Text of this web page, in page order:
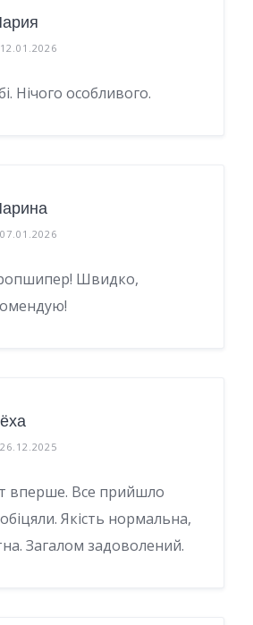
12.01.2026
Нічого особливого.
07.01.2026
Швидко,
26.12.2025
вперше. Все прийшло
Якість нормальна,
Загалом задоволений.